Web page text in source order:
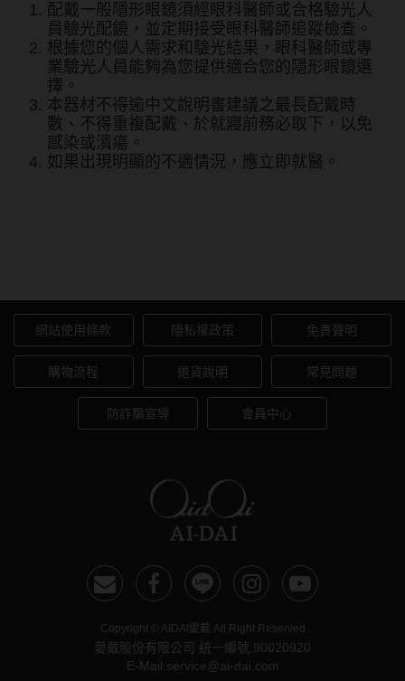
配戴一般隱形眼鏡須經眼科醫師或合格驗光人
員驗光配鏡，並定期接受眼科醫師追蹤檢查。
根據您的個人需求和驗光結果，眼科醫師或專
業驗光人員能夠為您提供適合您的隱形眼鏡選
擇。
本器材不得逾中文說明書建議之最長配戴時
數、不得重複配戴、於就寢前務必取下，以免
感染或潰瘍。
如果出現明顯的不適情況，應立即就醫。
網站使用條款 隱私權政策 免責聲明
購物流程 退貨說明 常見問題
防詐騙宣導 會員中心
Copyright © AIDAI愛戴 All Right Reserved
愛戴股份有限公司 統一編號:90020920
E-Mail:service@ai-dai.com